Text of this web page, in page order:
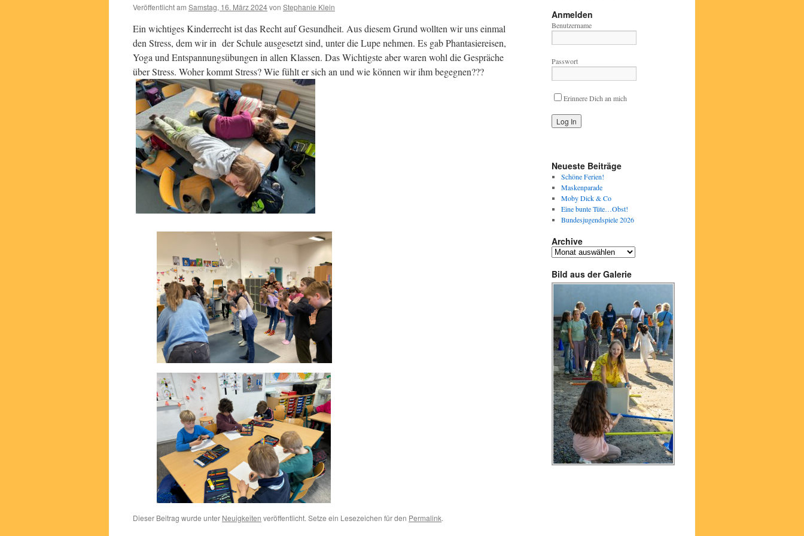
Veröffentlicht am Samstag, 16. März 2024von Stephanie Klein
Ein wichtiges Kinderrecht ist das Recht auf Gesundheit. Aus diesem Grund wollten wir uns einmal
den Stress, dem wir in der Schule ausgesetzt sind, unter die Lupe nehmen. Es gab Phantasiereisen,
Yoga und Entspannungsübungen in allen Klassen. Das Wichtigste aber waren wohl die Gespräche
über Stress. Woher kommt Stress? Wie fühlt er sich an und wie können wir ihm begegnen???
Dieser Beitrag wurde unter Neuigkeiten veröffentlicht. Setze ein Lesezeichen für den Permalink.
Anmelden
Benutzername
Passwort
Erinnere Dich an mich
Neueste Beiträge
Schöne Ferien!
Maskenparade
Moby Dick & Co
Eine bunte Tüte…Obst!
Bundesjugendspiele 2026
Archive
Archive
Bild aus der Galerie